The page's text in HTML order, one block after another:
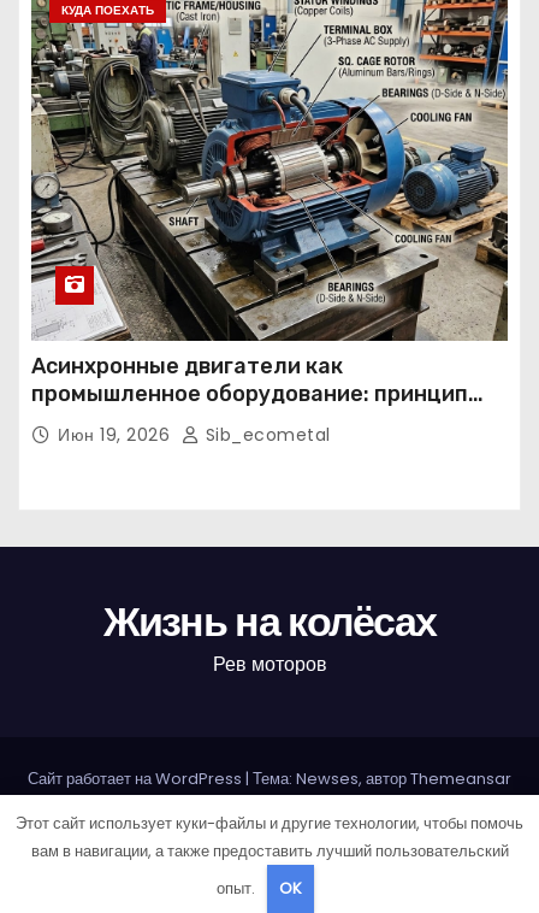
КУДА ПОЕХАТЬ
Асинхронные двигатели как
промышленное оборудование: принцип
работы, конструкция и области
применения
Июн 19, 2026 Sib_ecometal
Жизнь на колёсах
Рев моторов
Сайт работает на WordPress | Тема: Newses, авторThemeansar
Home Авторам и правообладателям
Карта сайта
Этот сайт использует куки-файлы и другие технологии, чтобы помочь
вам в навигации, а также предоставить лучший пользовательский
опыт.
OK